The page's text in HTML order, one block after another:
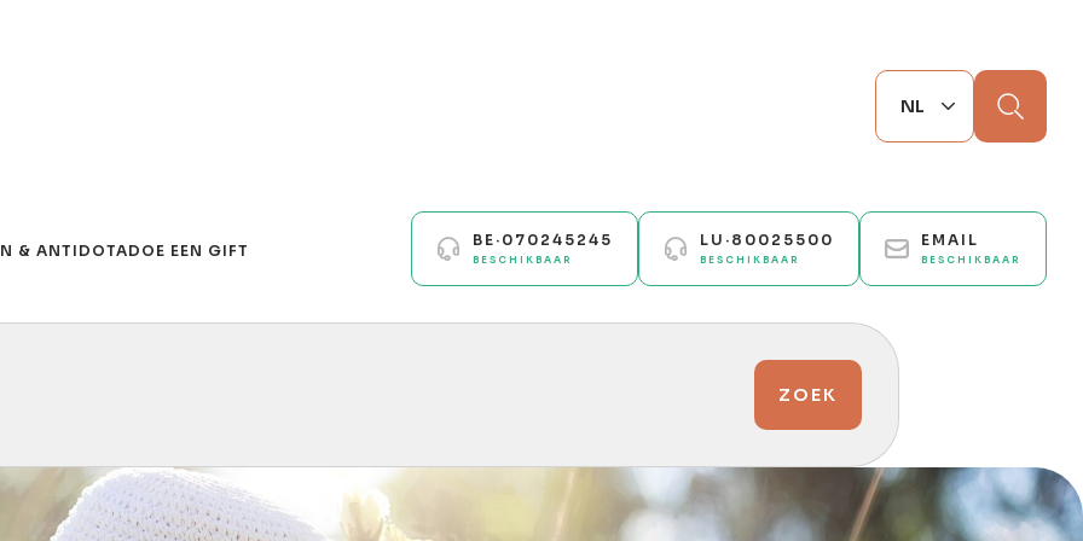
Zoek
& ANTIDOTADOE EEN GIFT
BE·070245245
BESCHIKBAAR
LU·80025500
BESCHIKBAAR
EMAIL
BESCHIKBAAR